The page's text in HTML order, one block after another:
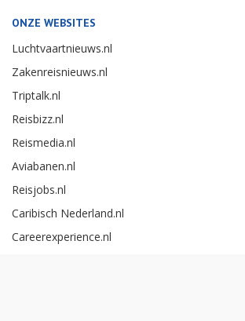
ONZE WEBSITES
Luchtvaartnieuws.nl
Zakenreisnieuws.nl
Triptalk.nl
Reisbizz.nl
Reismedia.nl
Aviabanen.nl
Reisjobs.nl
Caribisch Nederland.nl
Careerexperience.nl